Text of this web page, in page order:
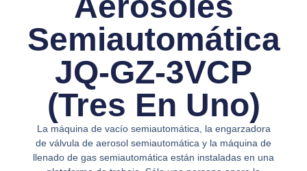
Semiautomática
JQ-GZ-3VCP
(tres En Uno)
La máquina de vacío semiautomática, la engarzadora
de válvula de aerosol semiautomática y la máquina de
llenado de gas semiautomática están instaladas en una